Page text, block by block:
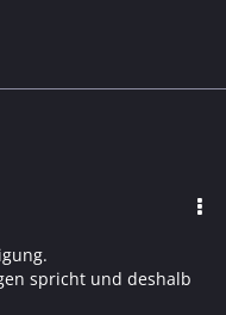
spricht und deshalb